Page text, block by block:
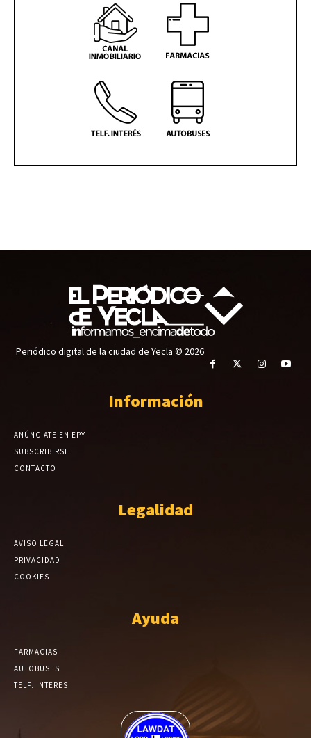
Periódico digital de la ciudad de Yecla © 2026
Información
ANÚNCIATE EN EPY
SUBSCRIBIRSE
CONTACTO
Legalidad
AVISO LEGAL
PRIVACIDAD
COOKIES
Ayuda
FARMACIAS
AUTOBUSES
TELF. INTERES